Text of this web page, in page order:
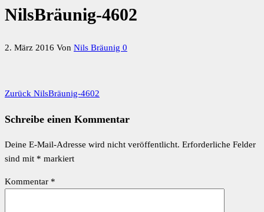
NilsBräunig-4602
2. März 2016 Von Nils Bräunig 0
Beitragsnavigation
Vorheriger
Zurück NilsBräunig-4602
Schreibe einen Kommentar
Deine E-Mail-Adresse wird nicht veröffentlicht. Erforderliche Felder
sind mit * markiert
Kommentar *